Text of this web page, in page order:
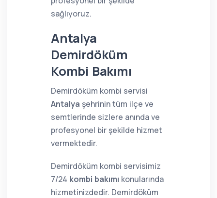
sağlıyoruz.
Antalya
Demirdöküm
Kombi Bakımı
Demirdöküm kombi servisi
Antalya şehrinin tüm ilçe ve
semtlerinde sizlere anında ve
profesyonel bir şekilde hizmet
vermektedir.
Demirdöküm kombi servisimiz
7/24 kombi bakımı konularında
hizmetinizdedir. Demirdöküm